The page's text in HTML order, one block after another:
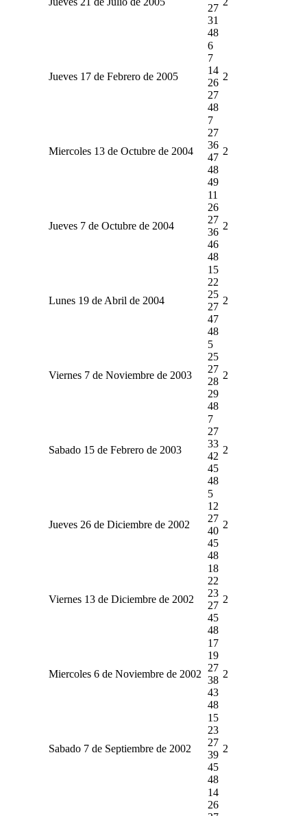
27
31
48
Jueves 17 de Febrero de 2005
6
7
14
26
27
48
2
Miercoles 13 de Octubre de 2004
7
27
36
47
48
49
2
Jueves 7 de Octubre de 2004
11
26
27
36
46
48
2
Lunes 19 de Abril de 2004
15
22
25
27
47
48
2
Viernes 7 de Noviembre de 2003
5
25
27
28
29
48
2
Sabado 15 de Febrero de 2003
7
27
33
42
45
48
2
Jueves 26 de Diciembre de 2002
5
12
27
40
45
48
2
Viernes 13 de Diciembre de 2002
18
22
23
27
45
48
2
Miercoles 6 de Noviembre de 2002
17
19
27
38
43
48
2
Sabado 7 de Septiembre de 2002
15
23
27
39
45
48
2
14
26